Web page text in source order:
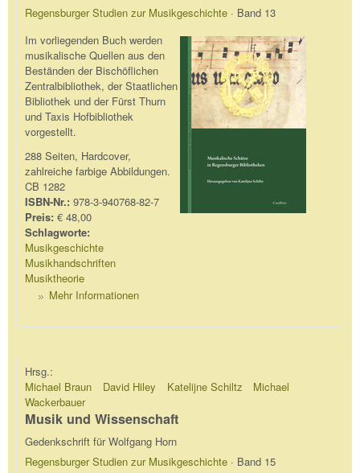
Regensburger Studien zur Musikgeschichte · Band 13
Im vorliegenden Buch werden
musikalische Quellen aus den
Beständen der Bischöflichen
Zentralbibliothek, der Staatlichen
Bibliothek und der Fürst Thurn
und Taxis Hofbibliothek
vorgestellt.
288 Seiten, Hardcover,
zahlreiche farbige Abbildungen.
CB 1282
ISBN-Nr.: 978-3-940768-82-7
Preis: € 48,00
Schlagworte:
Musikgeschichte
Musikhandschriften
Musiktheorie
Mehr Informationen
Hrsg.:
Michael Braun
David Hiley Katelijne Schiltz
Michael
Wackerbauer
Musik und Wissenschaft
Gedenkschrift für Wolfgang Horn
Regensburger Studien zur Musikgeschichte · Band 15